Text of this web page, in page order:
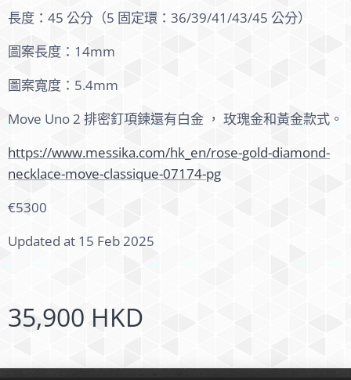
長度：45 公分（5 固定環：36/39/41/43/45 公分）
圖案長度：14mm
圖案寬度：5.4mm
Move Uno 2 排密釘項鍊還有白金 ， 玫瑰金和黃金款式。
https://www.messika.com/hk_en/rose-gold-diamond-
necklace-move-classique-07174-pg
€5300
Updated at 15 Feb 2025
35,900 HKD